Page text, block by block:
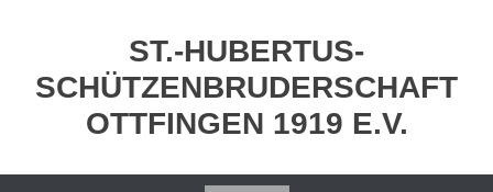
springen
ST.-HUBERTUS-
SCHÜTZENBRUDERSCHAFT
OTTFINGEN 1919 E.V.